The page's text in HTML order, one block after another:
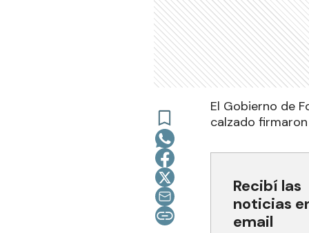
El Gobierno de
calzado
Recibí las
noticias
email